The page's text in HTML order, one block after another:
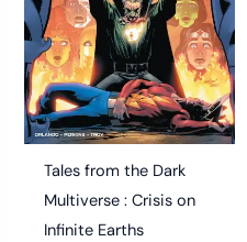
Tales from the Dark
Multiverse : Crisis on
Infinite Earths
être
sur